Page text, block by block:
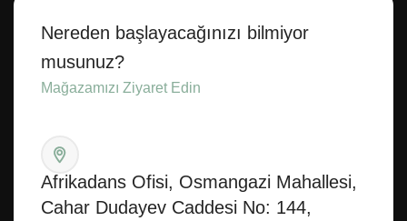
Nereden başlayacağınızı bilmiyor
musunuz?
Mağazamızı Ziyaret Edin
Afrikadans Ofisi, Osmangazi Mahallesi,
Cahar Dudayev Caddesi No: 144,